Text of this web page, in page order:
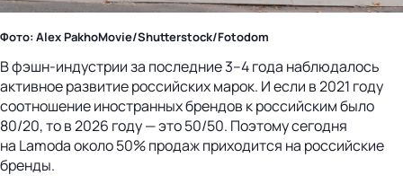
Фото: Alex PakhoMovie/Shutterstock/Fotodom
В фэшн-индустрии за последние 3–4 года наблюдалось
активное развитие российских марок. И если в 2021 году
соотношение иностранных брендов к российским было
80/20, то в 2026 году — это 50/50. Поэтому сегодня
на Lamodа около 50% продаж приходится на российские
бренды.